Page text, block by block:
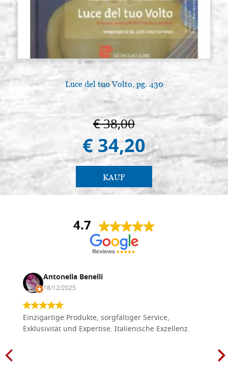
Luce del tuo Volto, pg. 430
€ 38,00
€ 34,20
KAUF
4.7
Antonella Benelli
18/12/2025
Einzigartige Produkte, sorgfältiger Service,
Exklusivität und Expertise. Italienische Exzellenz.